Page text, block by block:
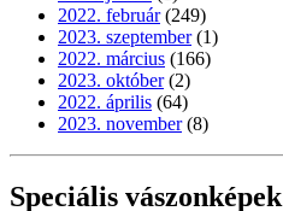
2022. február (249)
2023. szeptember (1)
2022. március (166)
2023. október (2)
2022. április (64)
2023. november (8)
Speciális vászonképek